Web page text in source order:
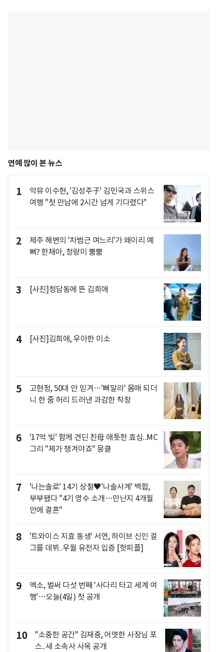
연예 많이 본 뉴스
1
악뮤 이수현, '김성주子' 김민국과 스위스
여행 "첫 만남에 2시간 넘게 기다렸다"
2
제주 해변의 '차범근 며느리'가 왜이리 예
뻐? 한채아, 청량미 뿜뿜
3 [사진]청담동에 뜬 김희애
4 [사진]김희애, 우아한 미소
5
고현정, 50대 안 믿겨…'뼈말라' 몸매 되더
니 한 줌 허리 드러낸 과감한 착장
6
'17억 빚' 함께 견딘 친母 애틋한 효심..MC
그리 "제가 챙겨야죠" 뭉클
7
'나는솔로' 14기 상철♥'나솔사계' 백합,
부부됐다 "4기 영수 소개…만난지 4개월
만에 결혼"
8
'트와이스 지효 동생' 서연, 하이브 신인 걸
그룹 데뷔..우월 유전자 입증 [핫피플]
9
엑소, 벌써 다섯 번째 '사다리 타고 세계 여
행'…오늘(4일) 첫 공개
10
"소중한 공간" 김재중, 어엿한 사장님 포
스..새 소속사 사옥 공개